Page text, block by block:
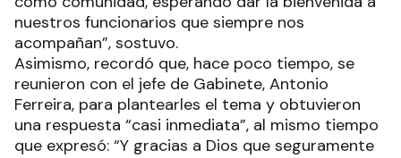
nuestros funcionarios que siempre nos
acompañan”, sostuvo.
Asimismo, recordó que, hace poco tiempo, se
reunieron con el jefe de Gabinete, Antonio
Ferreira, para plantearles el tema y obtuvieron
una respuesta “casi inmediata”, al mismo tiempo
que expresó: “Y gracias a Dios que seguramente